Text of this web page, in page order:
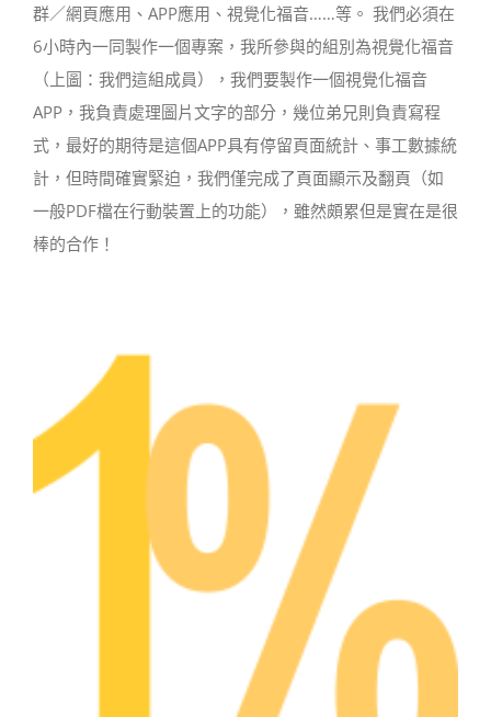
群／網頁應用、APP應用、視覺化福音……等。 我們必須在
6小時內一同製作一個專案，我所參與的組別為視覺化福音
（上圖：我們這組成員），我們要製作一個視覺化福音
APP，我負責處理圖片文字的部分，幾位弟兄則負責寫程
式，最好的期待是這個APP具有停留頁面統計、事工數據統
計，但時間確實緊迫，我們僅完成了頁面顯示及翻頁（如
一般PDF檔在行動裝置上的功能），雖然頗累但是實在是很
棒的合作！